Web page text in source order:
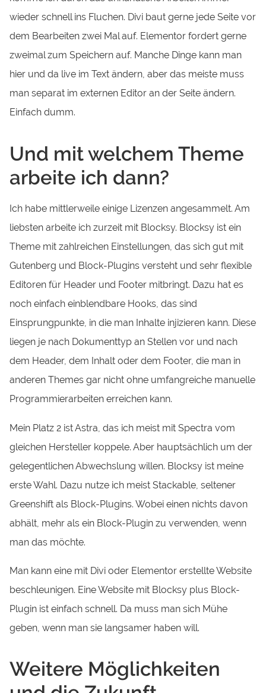
wieder schnell ins Fluchen. Divi baut gerne jede Seite vor
dem Bearbeiten zwei Mal auf. Elementor fordert gerne
zweimal zum Speichern auf. Manche Dinge kann man
hier und da live im Text ändern, aber das meiste muss
man separat im externen Editor an der Seite ändern.
Einfach dumm.
Und mit welchem Theme
arbeite ich dann?
Ich habe mittlerweile einige Lizenzen angesammelt. Am
liebsten arbeite ich zurzeit mit Blocksy. Blocksy ist ein
Theme mit zahlreichen Einstellungen, das sich gut mit
Gutenberg und Block-Plugins versteht und sehr flexible
Editoren für Header und Footer mitbringt. Dazu hat es
noch einfach einblendbare Hooks, das sind
Einsprungpunkte, in die man Inhalte injizieren kann. Diese
liegen je nach Dokumenttyp an Stellen vor und nach
dem Header, dem Inhalt oder dem Footer, die man in
anderen Themes gar nicht ohne umfangreiche manuelle
Programmierarbeiten erreichen kann.
Mein Platz 2 ist Astra, das ich meist mit Spectra vom
gleichen Hersteller koppele. Aber hauptsächlich um der
gelegentlichen Abwechslung willen. Blocksy ist meine
erste Wahl. Dazu nutze ich meist Stackable, seltener
Greenshift als Block-Plugins. Wobei einen nichts davon
abhält, mehr als ein Block-Plugin zu verwenden, wenn
man das möchte.
Man kann eine mit Divi oder Elementor erstellte Website
beschleunigen. Eine Website mit Blocksy plus Block-
Plugin ist einfach schnell. Da muss man sich Mühe
geben, wenn man sie langsamer haben will.
Weitere Möglichkeiten